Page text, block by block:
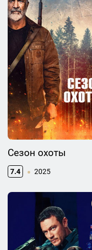
Сезон охоты
7.4 2025